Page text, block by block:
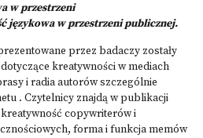
w przestrzeni
językowa w przestrzeni publicznej.
przez badaczy zostały
kreatywności w mediach
i radia autorów szczególnie
. Czytelnicy znajdą w publikacji
copywriterów i
forma i funkcja memów